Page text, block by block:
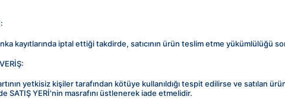
kayıtlarında iptal ettiği takdirde, satıcının ürün teslim etme yükümlülüğü
yetkisiz kişiler tarafından kötüye kullanıldığı tespit edilirse ve satılan
SATIŞ YERİ'nin masrafını üstlenerek iade etmelidir.